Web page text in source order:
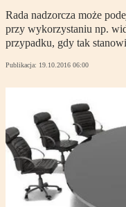
Rada nadzorcza może
przy wykorzystaniu np.
przypadku, gdy tak
Publikacja: 19.10.2016 06:00